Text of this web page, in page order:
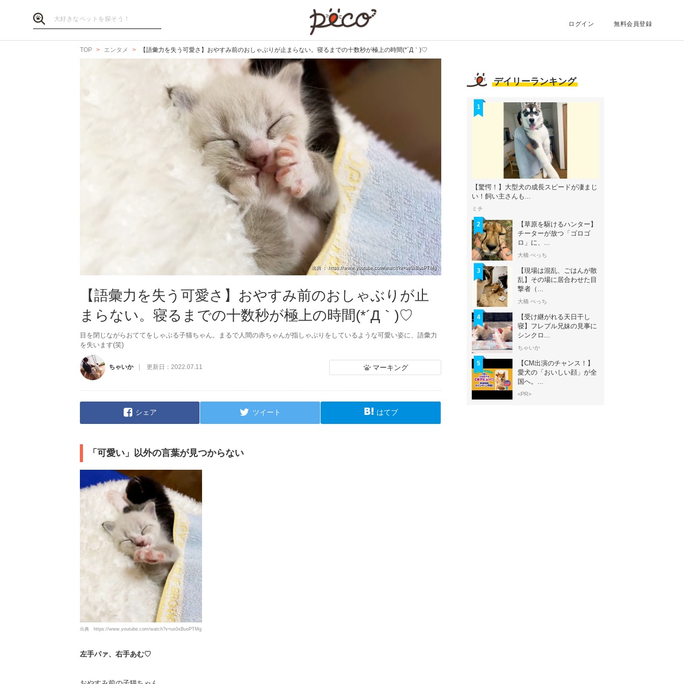
ログイン 無料会員登録
TOP エンタメ 【語彙力を失う可愛さ】おやすみ前のおしゃぶりが止まらない。寝るまでの十数秒が極上の時間(*´Д｀)♡
出典 ： https://www.youtube.com/watch?v=us0xBuoPTMg
【語彙力を失う可愛さ】おやすみ前のおしゃぶりが止
まらない。寝るまでの十数秒が極上の時間(*´Д｀)♡
目を閉じながらおててをしゃぶる子猫ちゃん。まるで人間の赤ちゃんが指しゃぶりをしているような可愛い姿に、語彙力
を失います(笑)
ちゃいか 更新日： 2022.07.11 マーキング
シェア ツイート はてブ
「可愛い」以外の言葉が見つからない
出典 https://www.youtube.com/watch?v=us0xBuoPTMg
左手パァ、右手あむ♡
デイリーランキング
1
【驚愕！】大型犬の成長スピードが凄まじ
い！飼い主さんも...
ミチ
2
【草原を駆けるハンター】
チーターが放つ「ゴロゴ
ロ」に、...
大橋 ぺっち
3
【現場は混乱、ごはんが散
乱】その場に居合わせた目
撃者（...
大橋 ぺっち
4
【受け継がれる天日干し
寝】フレブル兄妹の見事に
シンクロ...
ちゃいか
5
【CM出演のチャンス！】
愛犬の「おいしい顔」が全
国へ。...
<PR>